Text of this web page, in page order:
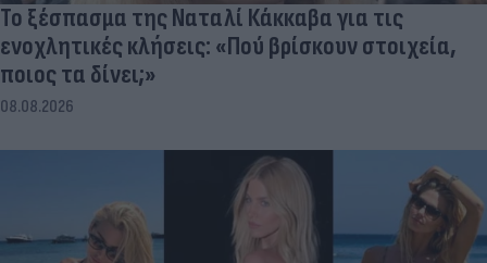
Το ξέσπασμα της Ναταλί Κάκκαβα για τις
ενοχλητικές κλήσεις: «Πού βρίσκουν στοιχεία,
ποιος τα δίνει;»
08.08.2026